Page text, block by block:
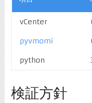
vCenter
pyvmomi
python
検証方針